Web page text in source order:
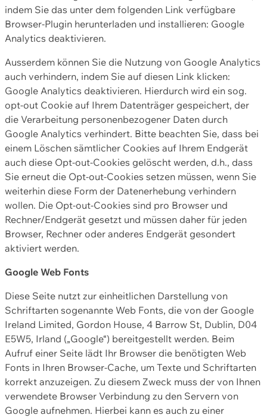
indem Sie das unter dem folgenden Link verfügbare
Browser-Plugin herunterladen und installieren: Google
Analytics deaktivieren.
Ausserdem können Sie die Nutzung von Google Analytics
auch verhindern, indem Sie auf diesen Link klicken:
Google Analytics deaktivieren. Hierdurch wird ein sog.
opt-out Cookie auf Ihrem Datenträger gespeichert, der
die Verarbeitung personenbezogener Daten durch
Google Analytics verhindert. Bitte beachten Sie, dass bei
einem Löschen sämtlicher Cookies auf Ihrem Endgerät
auch diese Opt-out-Cookies gelöscht werden, d.h., dass
Sie erneut die Opt-out-Cookies setzen müssen, wenn Sie
weiterhin diese Form der Datenerhebung verhindern
wollen. Die Opt-out-Cookies sind pro Browser und
Rechner/Endgerät gesetzt und müssen daher für jeden
Browser, Rechner oder anderes Endgerät gesondert
aktiviert werden.
Google Web Fonts
Diese Seite nutzt zur einheitlichen Darstellung von
Schriftarten sogenannte Web Fonts, die von der Google
Ireland Limited, Gordon House, 4 Barrow St, Dublin, D04
E5W5, Irland („Google“) bereitgestellt werden. Beim
Aufruf einer Seite lädt Ihr Browser die benötigten Web
Fonts in Ihren Browser-Cache, um Texte und Schriftarten
korrekt anzuzeigen. Zu diesem Zweck muss der von Ihnen
verwendete Browser Verbindung zu den Servern von
Google aufnehmen. Hierbei kann es auch zu einer